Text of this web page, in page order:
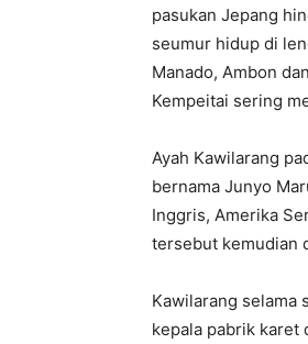
pasukan Jepang
seumur hidup di
Manado, Ambon
Kempeitai sering
Ayah Kawilarang
bernama Junyo
Inggris, Amerika
tersebut kemudian
Kawilarang selama
kepala pabrik karet